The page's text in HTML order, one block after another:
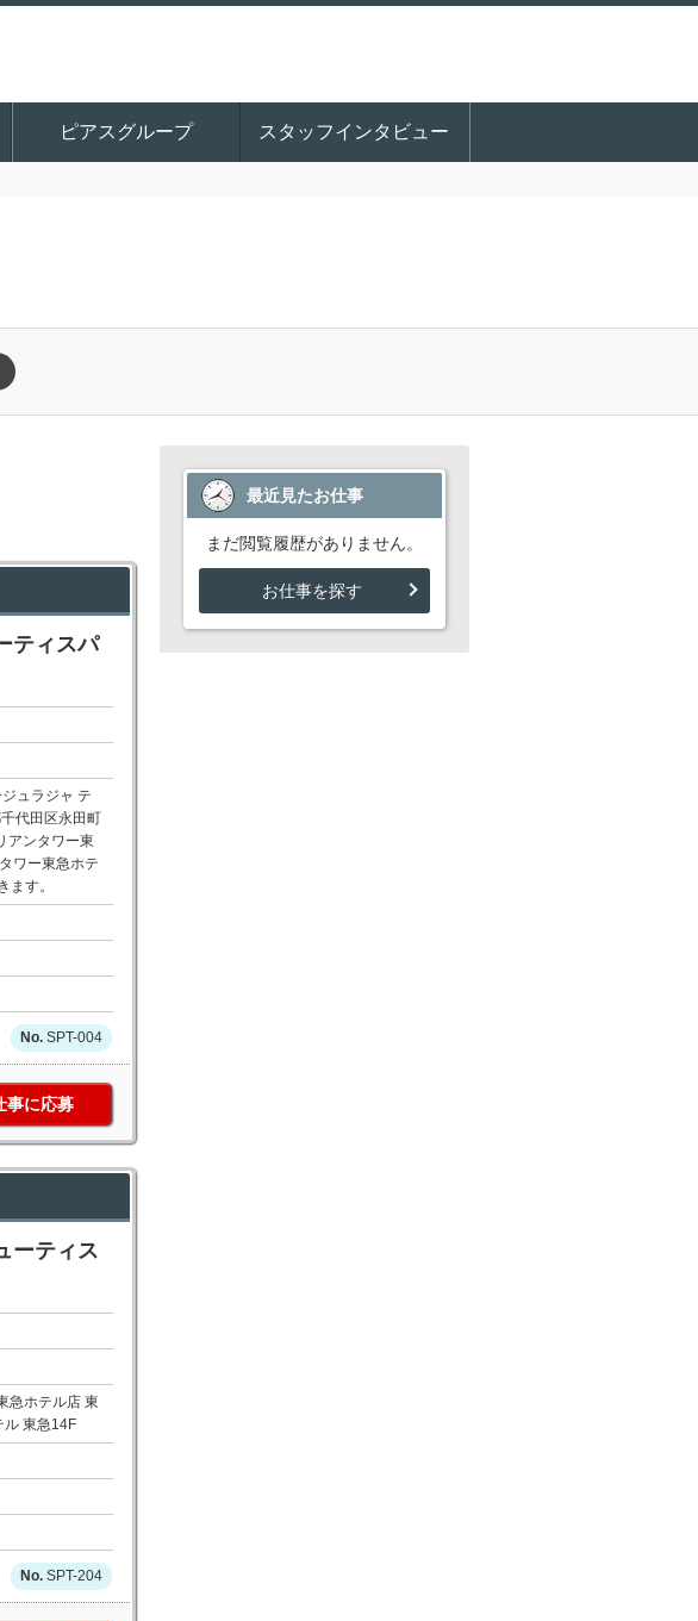
ピアスグループ スタッフインタビュー
ティスパ
ュラジャ テ
代田区永田町
アンタワー東
ワー東急ホテ
す。
SPT-004
事に応募
ーティス
急ホテル店 東
東急14F
SPT-204
最近見たお仕事
まだ閲覧履歴がありません。
お仕事を探す